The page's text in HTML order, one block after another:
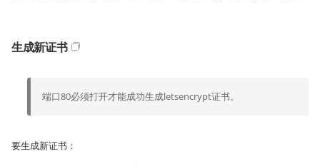
生成新证书
端口80必须打开才能成功生成letsencrypt证书。
要生成新证书：